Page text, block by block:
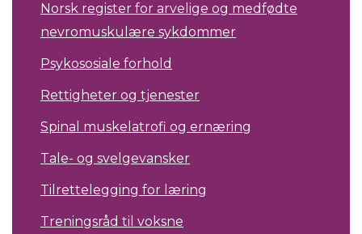
Norsk register for arvelige og medfødte
nevromuskulære sykdommer
Psykososiale forhold
Rettigheter og tjenester
Spinal muskelatrofi og ernæring
Tale- og svelgevansker
Tilrettelegging for læring
Treningsråd til voksne